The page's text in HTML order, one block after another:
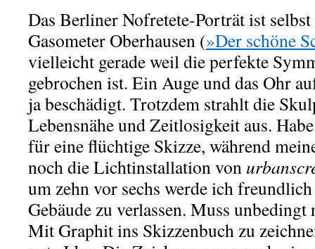
Das Berliner Nofretete-Porträt ist
Gasometer Oberhausen (»Der schöne
vielleicht gerade weil die perfekte
gebrochen ist. Ein Auge und das Ohr
ja beschädigt. Trotzdem strahlt die
Lebensnähe und Zeitlosigkeit aus.
für eine flüchtige Skizze, während
noch die Lichtinstallation von
um zehn vor sechs werde ich
Gebäude zu verlassen. Muss
Mit Graphit ins Skizzenbuch zu